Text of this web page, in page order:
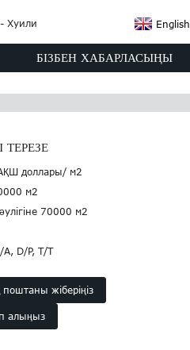
English
БІЗБЕН ХАБАРЛАСЫҢЫ
доллары/ м2
м2
70000 м2
A, D/P, T/T
поштаны жіберіңіз
алыңыз